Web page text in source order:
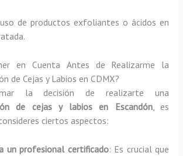
de productos exfoliantes o ácidos en
en Cuenta Antes de Realizarme la
de Cejas y Labios en CDMX?
la decisión de realizarte una
de cejas y labios en Escandón, es
ciertos aspectos:
un profesional certificado: Es crucial que